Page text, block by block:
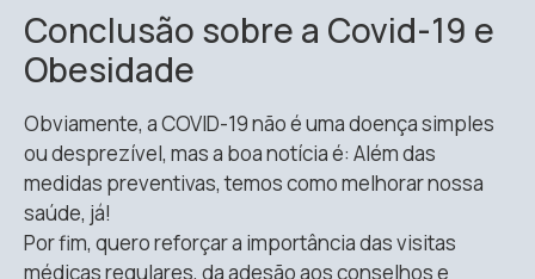
Conclusão sobre a Covid-19 e
Obesidade
Obviamente, a COVID-19 não é uma doença simples
ou desprezível, mas a boa notícia é: Além das
medidas preventivas, temos como melhorar nossa
saúde, já!
Por fim, quero reforçar a importância das visitas
médicas regulares, da adesão aos conselhos e